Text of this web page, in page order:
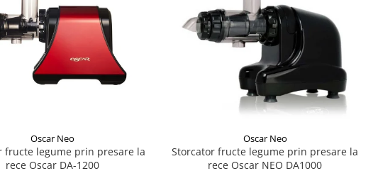
Oscar Neo
fructe legume prin presare la
rece Oscar DA-1200
Oscar Neo
Storcator fructe legume prin presare la
rece Oscar NEO DA1000